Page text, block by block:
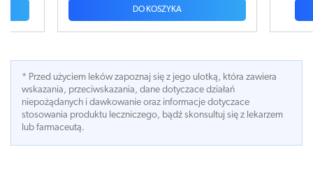
DO KOSZYKA
* Przed użyciem leków zapoznaj się z jego ulotką, która zawiera
wskazania, przeciwskazania, dane dotyczace działań
niepożądanych i dawkowanie oraz informacje dotyczace
stosowania produktu leczniczego, bądź skonsultuj się z lekarzem
lub farmaceutą.